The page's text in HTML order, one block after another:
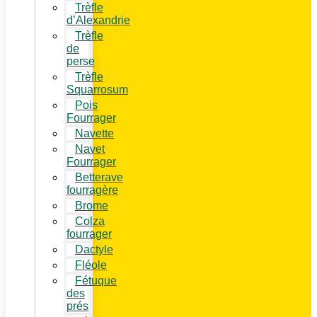
Trèfle
d’Alexandrie
Trèfle
de
perse
Trèfle
Squarrosum
Pois
Fourrager
Navette
Navet
Fourrager
Betterave
fourragère
Brome
Colza
fourrager
Dactyle
Fléole
Fétuque
des
prés